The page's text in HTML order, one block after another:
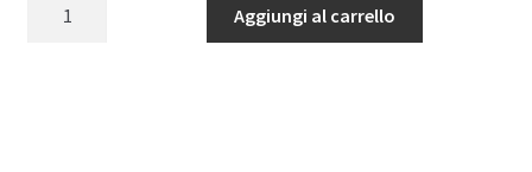
Aggiungi al carrello